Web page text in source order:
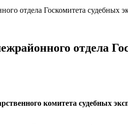
отдела Госкомитета судебных
отдела
комитета судебных